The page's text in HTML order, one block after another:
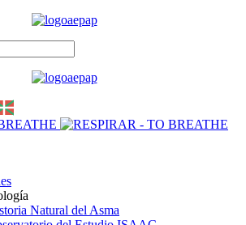
Natural del Asma